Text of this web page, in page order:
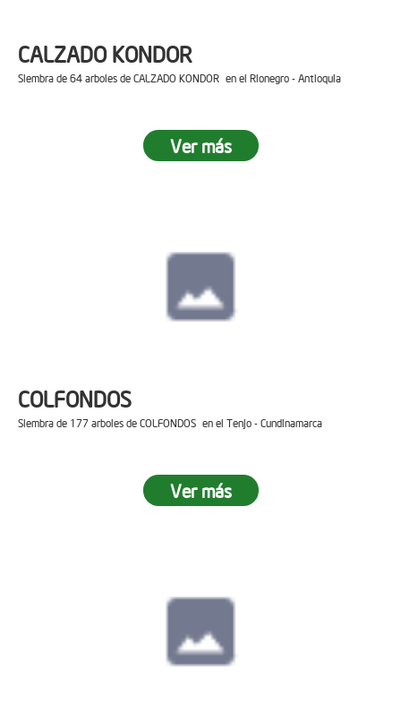
CALZADO KONDOR
Siembra de 64 arboles de CALZADO KONDOR en el Rionegro - Antioquia
Ver más
COLFONDOS
Siembra de 177 arboles de COLFONDOS en el Tenjo - Cundinamarca
Ver más